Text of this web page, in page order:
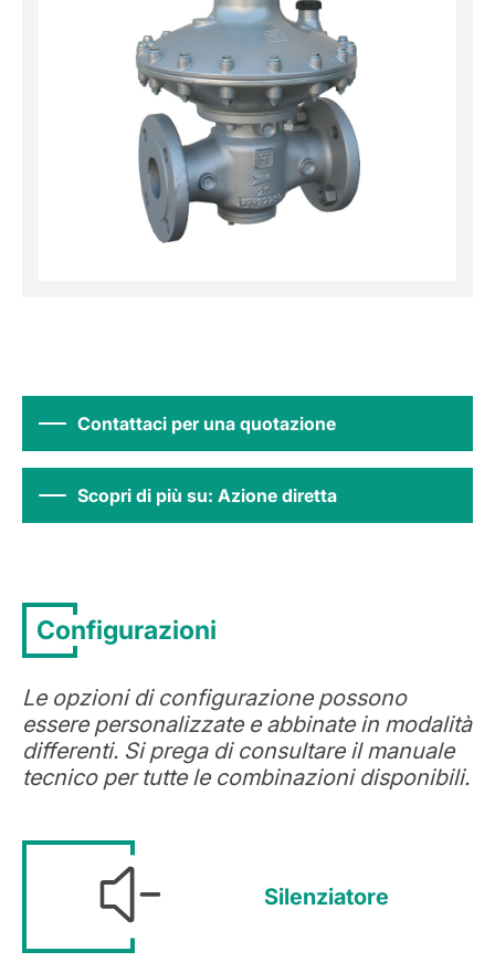
Contattaci per una quotazione
Scopri di più su: Azione diretta
Configurazioni
Le opzioni di configurazione possono
essere personalizzate e abbinate in modalità
differenti. Si prega di consultare il manuale
tecnico per tutte le combinazioni disponibili.
Silenziatore